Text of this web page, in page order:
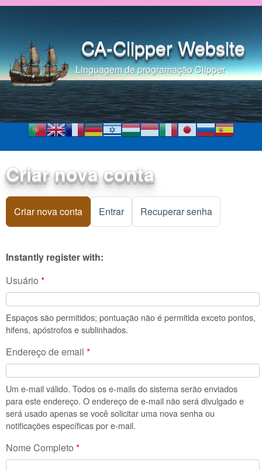
Pular para o conteúdo
CA-Clipper Website
Linguagem de programação Clipper
Criar nova conta
Criar nova conta (aba ativa)
Entrar Recuperar senha
Instantly register with:
Usuário *
Espaços são permitidos; pontuação não é permitida exceto pontos,
hifens, apóstrofos e sublinhados.
Endereço de email *
Um e-mail válido. Todos os e-mails do sistema serão enviados
para este endereço. O endereço de e-mail não será divulgado e
será usado apenas se você solicitar uma nova senha ou
notificações específicas por e-mail.
Nome Completo *